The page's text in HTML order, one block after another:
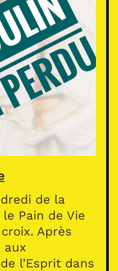
de la
Pain de Vie
Après
aux
l’Esprit dans